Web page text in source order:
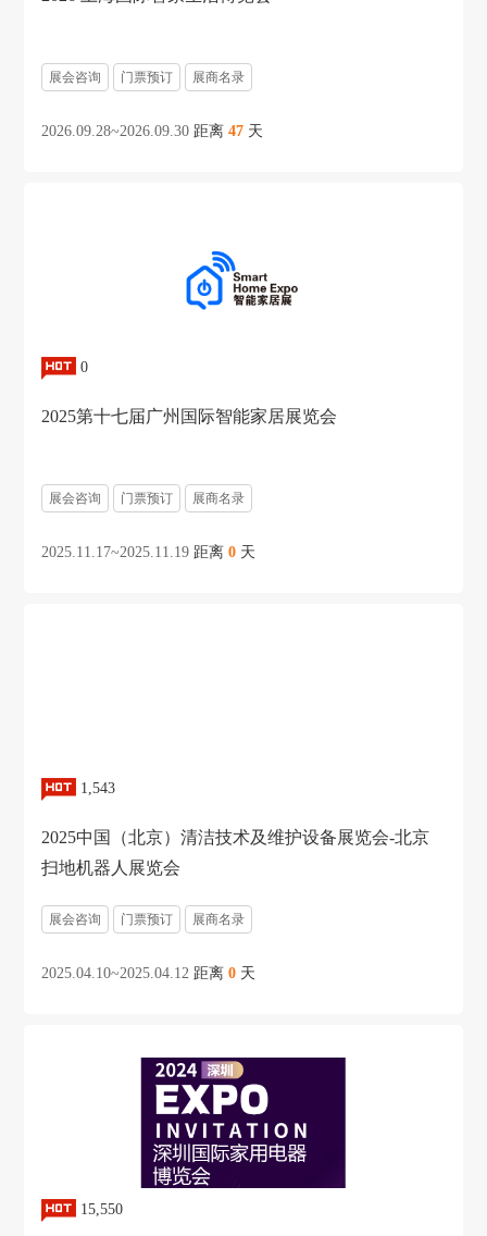
展会咨询 门票预订 展商名录
2026.09.28~2026.09.30 距离47 天
0
2025第十七届广州国际智能家居展览会
展会咨询 门票预订 展商名录
2025.11.17~2025.11.19 距离0 天
1,543
2025中国（北京）清洁技术及维护设备展览会-北京
扫地机器人展览会
展会咨询 门票预订 展商名录
2025.04.10~2025.04.12 距离0 天
15,550